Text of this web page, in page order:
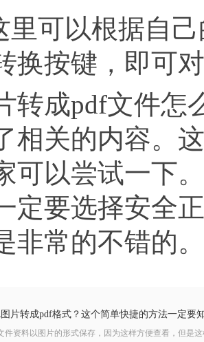
以根据自己
换按键，即可
成pdf文件怎
相关的内容。
可以尝试一下
定要选择安全
非常的不错的。
片转成pdf格式？这个简单快捷的方法一定要
料以图片的形式保存，因为这样方便查看，但是这